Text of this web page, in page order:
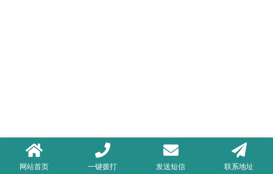
网站首页 一键拨打 发送短信 联系地址